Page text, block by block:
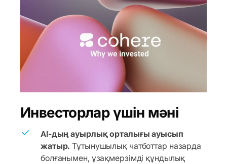
Инвесторлар үшін мәні
AI-дың ауырлық орталығы ауысып
жатыр. Тұтынушылық чатботтар назарда
болғанымен, ұзақмерзімді құндылық